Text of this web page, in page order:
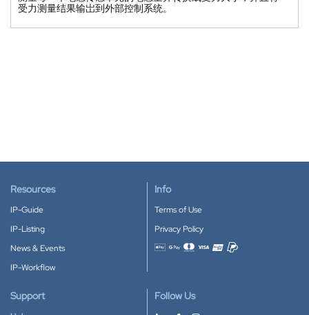
受力测量结果输岀到外部控制系统。
Resources
IP-Guide
IP-Listing
News & Events
IP-Workflow
Info
Terms of Use
Privacy Policy
Accepted payment methods
Support Follow Us